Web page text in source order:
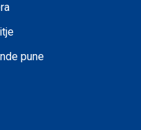
pune